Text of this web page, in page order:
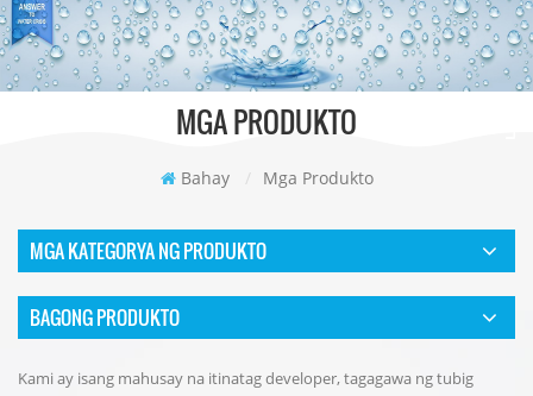
MGA PRODUKTO
Bahay / Mga Produkto
MGA KATEGORYA NG PRODUKTO
BAGONG PRODUKTO
Kami ay isang mahusay na itinatag developer, tagagawa ng tubig